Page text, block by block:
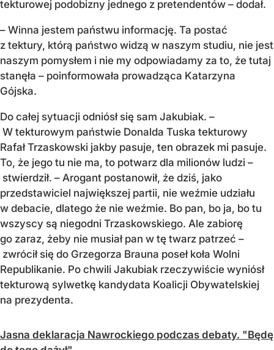
tekturowej podobizny jednego z pretendentów – dodał.
– Winna jestem państwu informację. Ta postać
z tektury, którą państwo widzą w naszym studiu, nie jest
naszym pomysłem i nie my odpowiadamy za to, że tutaj
stanęła – poinformowała prowadząca Katarzyna
Gójska.
Do całej sytuacji odniósł się sam Jakubiak. –
W tekturowym państwie Donalda Tuska tekturowy
Rafał Trzaskowski jakby pasuje, ten obrazek mi pasuje.
To, że jego tu nie ma, to potwarz dla milionów ludzi –
stwierdził. – Arogant postanowił, że dziś, jako
przedstawiciel największej partii, nie weźmie udziału
w debacie, dlatego że nie weźmie. Bo pan, bo ja, bo tu
wszyscy są niegodni Trzaskowskiego. Ale zabiorę
go zaraz, żeby nie musiał pan w tę twarz patrzeć –
zwrócił się do Grzegorza Brauna poseł koła Wolni
Republikanie. Po chwili Jakubiak rzeczywiście wyniósł
tekturową sylwetkę kandydata Koalicji Obywatelskiej
na prezydenta.
Jasna deklaracja Nawrockiego podczas debaty. "Będę